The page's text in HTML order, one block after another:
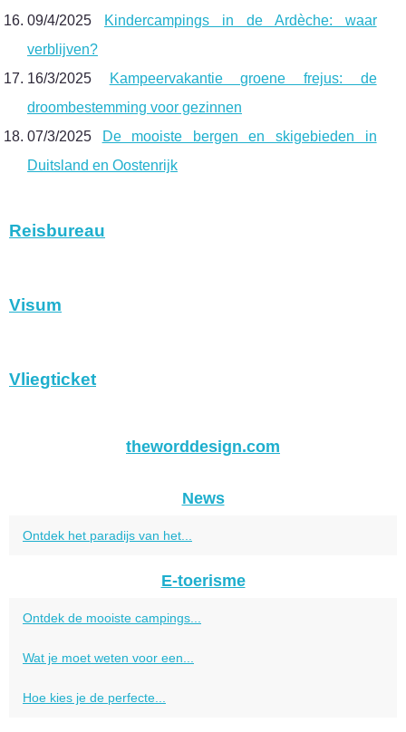
09/4/2025
Kindercampings in de Ardèche: waar
verblijven?
16/3/2025
Kampeervakantie groene frejus: de
droombestemming voor gezinnen
07/3/2025
De mooiste bergen en skigebieden in
Duitsland en Oostenrijk
Reisbureau
Visum
Vliegticket
theworddesign.com
News
Ontdek het paradijs van het...
E-toerisme
Ontdek de mooiste campings...
Wat je moet weten voor een...
Hoe kies je de perfecte...